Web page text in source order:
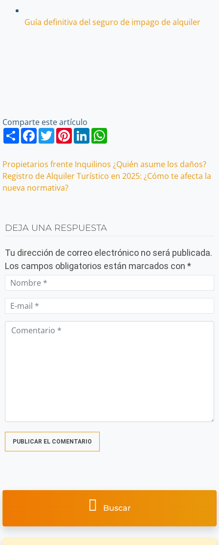
Guía definitiva del seguro de impago de alquiler
Comparte este artículo
ShareFacebook
TwitterPinterest
LinkedIn
Navegación
de
Propietarios frente Inquilinos ¿Quién asume los daños?
Registro de Alquiler Turístico en 2025: ¿Cómo te afecta la
nueva normativa?
DEJA UNA RESPUESTA
Tu dirección de correo electrónico no será publicada.
Los campos obligatorios están marcados con *
Buscar